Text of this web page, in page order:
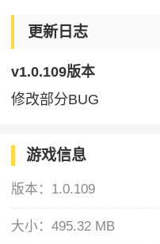
更新日志
v1.0.109版本
修改部分BUG
游戏信息
版本： 1.0.109
大小：495.32 MB